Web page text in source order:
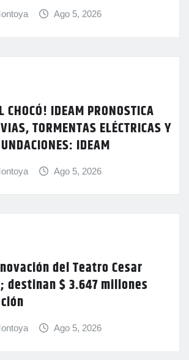
Ago 5, 2026
CHOCÓ! IDEAM PRONOSTICA
TORMENTAS ELÉCTRICAS Y
IDEAM
Ago 5, 2026
del Teatro Cesar
destinan $ 3.647 millones
Ago 5, 2026